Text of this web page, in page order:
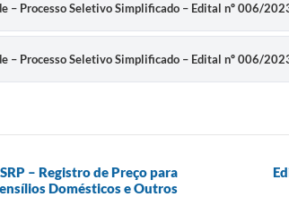
– Processo Seletivo Simplificado – Edital nº 006/
– Processo Seletivo Simplificado – Edital nº 006/
– Registro de Preço para
Domésticos e Outros